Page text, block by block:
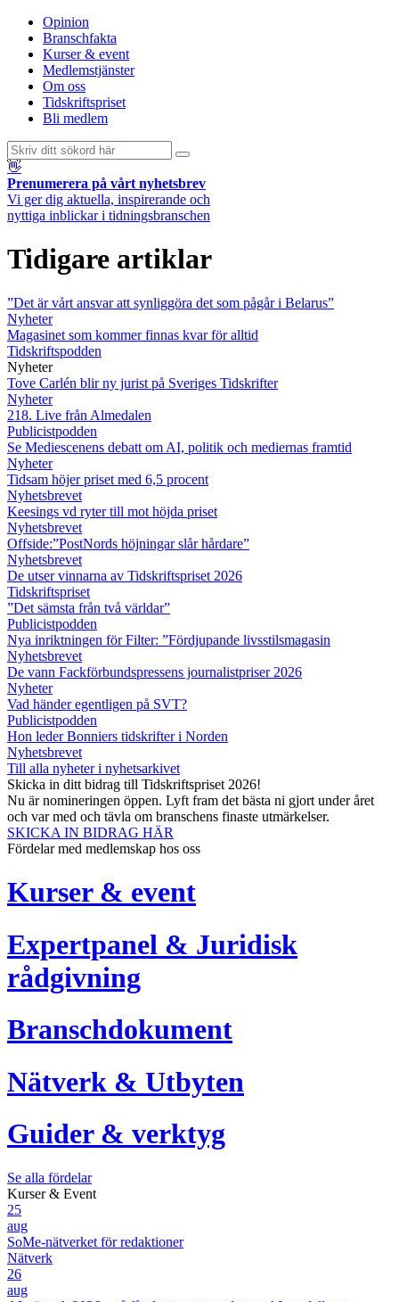
Opinion
Branschfakta
Kurser & event
Medlemstjänster
Om oss
Tidskriftspriset
Bli medlem
👋
Prenumerera på vårt nyhetsbrev
Vi ger dig aktuella, inspirerande och
nyttiga inblickar i tidningsbranschen
Tidigare artiklar
”Det är vårt ansvar att synliggöra det som pågår i Belarus”
Nyheter
Magasinet som kommer finnas kvar för alltid
Tidskriftspodden
Nyheter
Tove Carlén blir ny jurist på Sveriges Tidskrifter
Nyheter
218. Live från Almedalen
Publicistpodden
Se Mediescenens debatt om AI, politik och mediernas framtid
Nyheter
Tidsam höjer priset med 6,5 procent
Nyhetsbrevet
Keesings vd ryter till mot höjda priset
Nyhetsbrevet
Offside:”PostNords höjningar slår hårdare”
Nyhetsbrevet
De utser vinnarna av Tidskriftspriset 2026
Tidskriftspriset
”Det sämsta från två världar”
Publicistpodden
Nya inriktningen för Filter: ”Fördjupande livsstilsmagasin
Nyhetsbrevet
De vann Fackförbundspressens journalistpriser 2026
Nyheter
Vad händer egentligen på SVT?
Publicistpodden
Hon leder Bonniers tidskrifter i Norden
Nyhetsbrevet
Till alla nyheter i nyhetsarkivet
Skicka in ditt bidrag till Tidskriftspriset 2026!
Nu är nomineringen öppen. Lyft fram det bästa ni gjort under året
och var med och tävla om branschens finaste utmärkelser.
SKICKA IN BIDRAG HÄR
Fördelar med medlemskap hos oss
Kurser & event
Expertpanel & Juridisk
rådgivning
Branschdokument
Nätverk & Utbyten
Guider & verktyg
Se alla fördelar
Kurser & Event
25
aug
SoMe-nätverket för redaktioner
Nätverk
26
aug